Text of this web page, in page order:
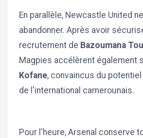
En parallèle, Newcastle United
abandonner. Après avoir
recrutement de Bazoumana
Magpies accélèrent également
Kofane, convaincus du
de l'international camerounais.
Pour l'heure, Arsenal conserve